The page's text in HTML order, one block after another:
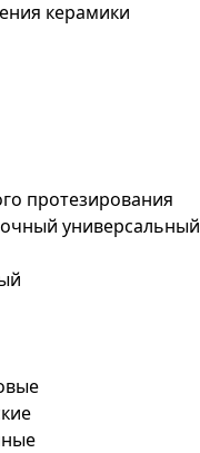
керамики
протезирования
универсальный